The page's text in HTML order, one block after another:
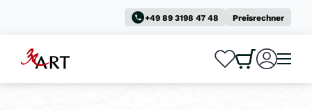
+49 89 3198 47 48 Preisrechner
0